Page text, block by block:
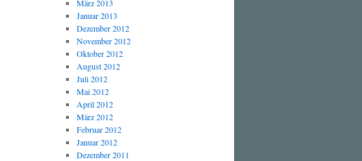
März 2013
Januar 2013
Dezember 2012
November 2012
Oktober 2012
August 2012
Juli 2012
Mai 2012
April 2012
März 2012
Februar 2012
Januar 2012
Dezember 2011